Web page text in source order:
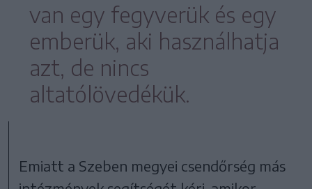
van egy fegyverük és egy
emberük, aki használhatja
azt, de nincs
altatólövedékük.
Emiatt a Szeben megyei csendőrség más